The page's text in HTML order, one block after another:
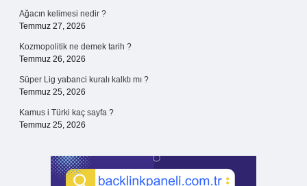
Ağacın kelimesi nedir ?
Temmuz 27, 2026
Kozmopolitik ne demek tarih ?
Temmuz 26, 2026
Süper Lig yabanci kuralı kalktı mı ?
Temmuz 25, 2026
Kamus i Türki kaç sayfa ?
Temmuz 25, 2026